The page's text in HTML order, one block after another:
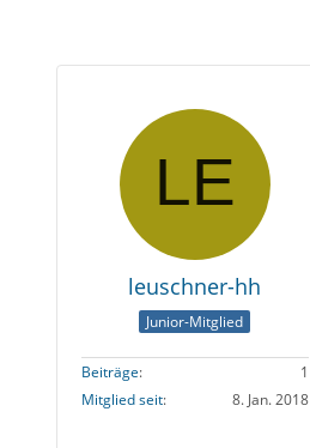
leuschner-hh
Junior-Mitglied
Beiträge
1
Mitglied seit
8. Jan. 2018